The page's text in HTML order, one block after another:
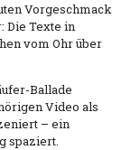
Vorgeschmack
Die Texte in
vom Ohr über
Ballade
Video als
– ein
spaziert.